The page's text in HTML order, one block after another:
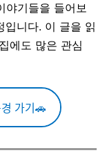
야기들을 들어보
입니다. 이 글을 읽
에도 많은 관심
가기🚗